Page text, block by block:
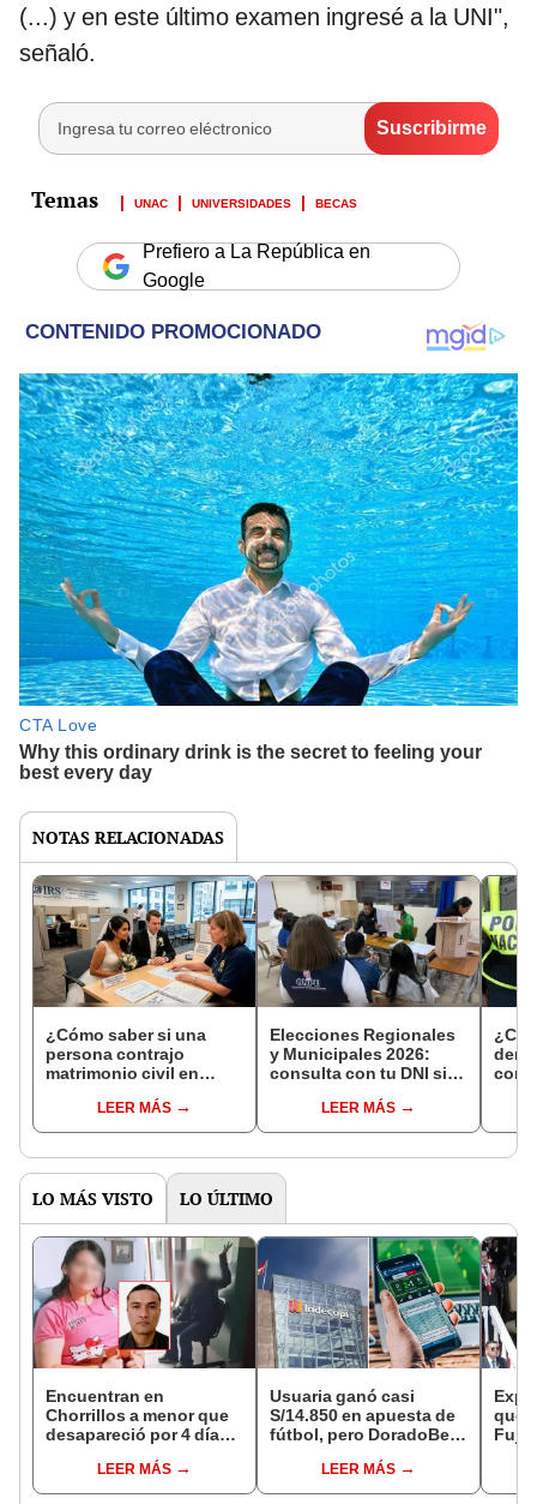
(...) y en este último examen ingresé a la UNI",
señaló.
UNAC UNIVERSIDADES BECAS
Prefiero a La República en
Google
NOTAS RELACIONADAS
¿Cómo saber si una
persona contrajo
matrimonio civil en
LEER MÁS
Elecciones Regionales
y Municipales 2026:
consulta con tu DNI si
de mesa para este 4 de
octubre en el link oficial
LEER MÁS
con
LO MÁS VISTO LO ÚLTIMO
Encuentran en
Chorrillos a menor que
desapareció por 4 días
sujeto que conoció en
Roblox: PNP busca al
LEER MÁS
Usuaria ganó casi
S/14.850 en apuesta de
fútbol, pero DoradoBet
Indecopi multó a la
empresa con más de S/
LEER MÁS
que